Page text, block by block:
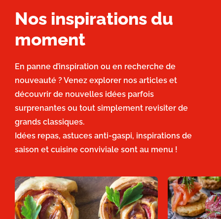
Nos inspirations du
moment
En panne d’inspiration ou en recherche de
nouveauté ? Venez explorer nos articles et
découvrir de nouvelles idées parfois
surprenantes ou tout simplement revisiter de
grands classiques.
Idées repas, astuces anti-gaspi, inspirations de
saison et cuisine conviviale sont au menu !